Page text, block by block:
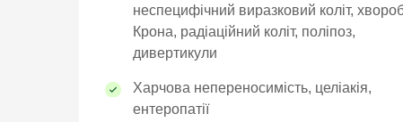
неспецифічний виразковий коліт,
Крона, радіаційний коліт, поліпоз,
дивертикули
Харчова непереносимість, целіакія,
ентеропатії